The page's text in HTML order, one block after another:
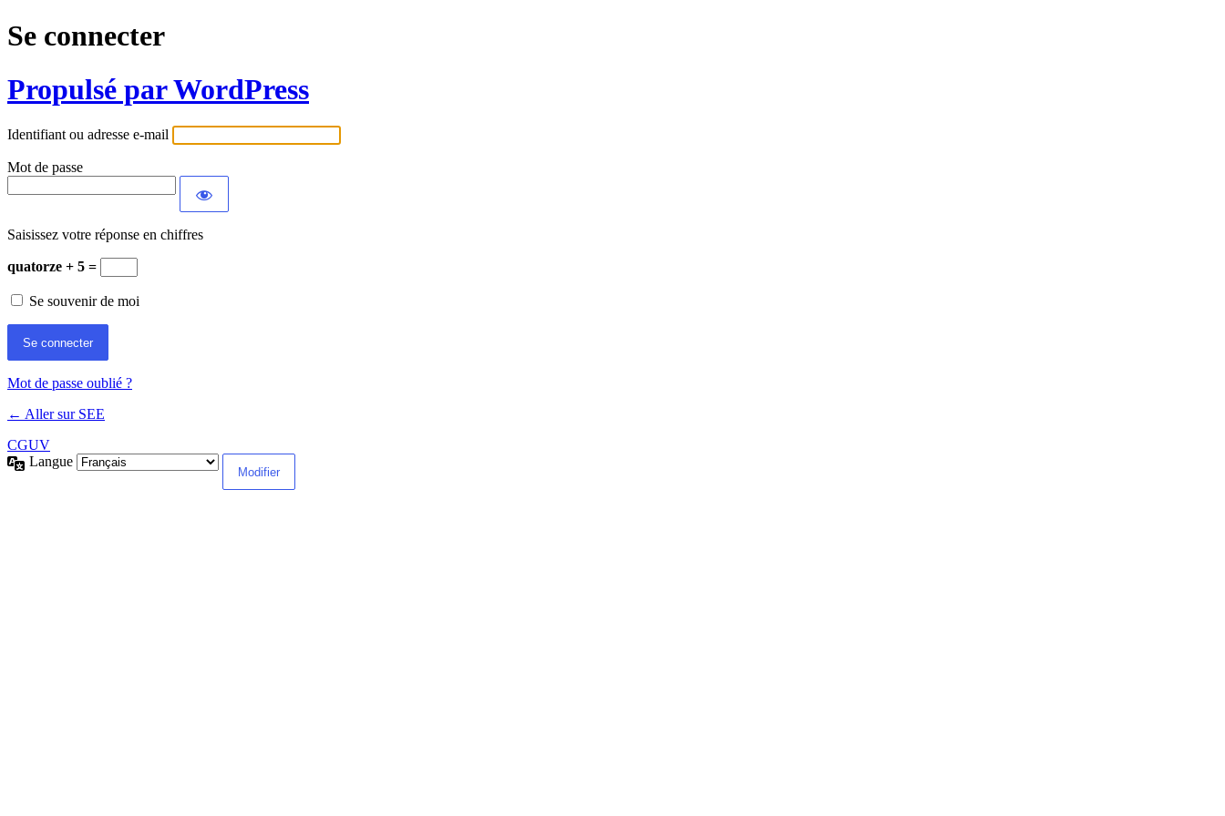
Se connecter
Propulsé par WordPress
Identifiant ou adresse e-mail
Mot de passe
Saisissez votre réponse en chiffres
quatorze + 5 =
Se souvenir de moi
Mot de passe oublié ?
← Aller sur SEE
CGUV
Langue